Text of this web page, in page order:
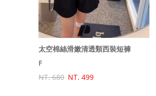
太空棉絲滑嫩清透類西裝短褲
F
NT. 680 NT. 499